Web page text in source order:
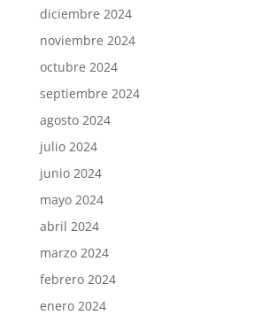
diciembre 2024
noviembre 2024
octubre 2024
septiembre 2024
agosto 2024
julio 2024
junio 2024
mayo 2024
abril 2024
marzo 2024
febrero 2024
enero 2024